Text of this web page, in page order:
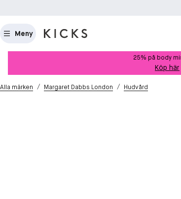
Meny
25% på body
Köp här
Alla märken / Margaret Dabbs London / Hudvård